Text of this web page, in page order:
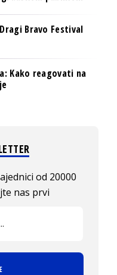
Bravo Festival
Kako reagovati na
od 20000
nas prvi